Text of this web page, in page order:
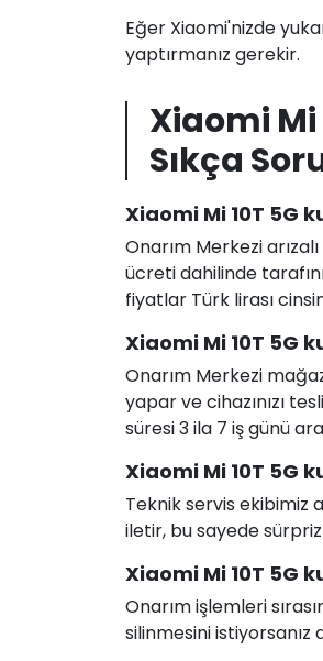
Eğer Xiaomi'nizde
yaptırmanız gerekir.
Xiaomi Mi
Sıkça
Xiaomi Mi 10T 5G
Onarım Merkezi
ücreti dahilinde
fiyatlar Türk lirası
Xiaomi Mi 10T 5G
Onarım Merkezi
yapar ve cihazınızı
süresi 3 ila 7 iş günü
Xiaomi Mi 10T 5G
Teknik servis ekibimiz
iletir, bu sayede
Xiaomi Mi 10T 5G
Onarım işlemleri
silinmesini istiyorsanız